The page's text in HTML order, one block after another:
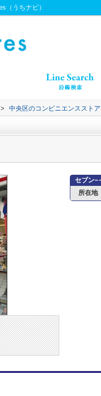
（うちナビ）
> 中央区のコンビニエンスストア
セブン−
所在地